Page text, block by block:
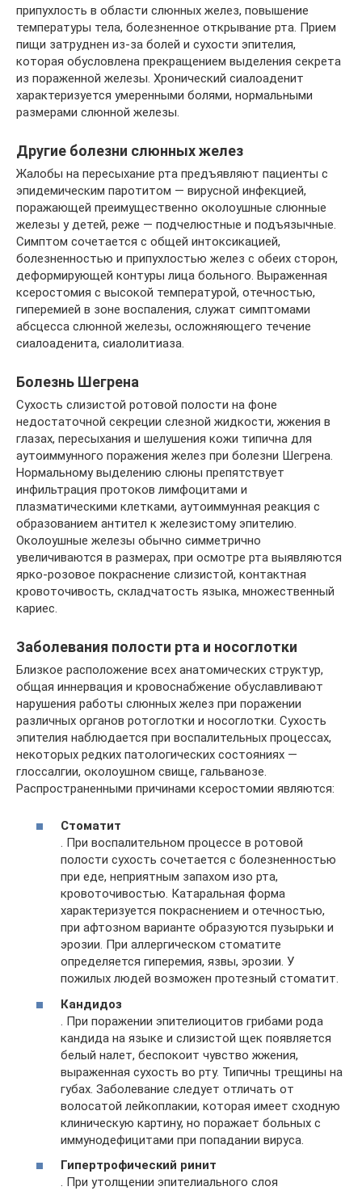
припухлость в области слюнных желез, повышение
температуры тела, болезненное открывание рта. Прием
пищи затруднен из-за болей и сухости эпителия,
которая обусловлена прекращением выделения секрета
из пораженной железы. Хронический сиалоаденит
характеризуется умеренными болями, нормальными
размерами слюнной железы.
Другие болезни слюнных желез
Жалобы на пересыхание рта предъявляют пациенты с
эпидемическим паротитом — вирусной инфекцией,
поражающей преимущественно околоушные слюнные
железы у детей, реже — подчелюстные и подъязычные.
Симптом сочетается с общей интоксикацией,
болезненностью и припухлостью желез с обеих сторон,
деформирующей контуры лица больного. Выраженная
ксеростомия с высокой температурой, отечностью,
гиперемией в зоне воспаления, служат симптомами
абсцесса слюнной железы, осложняющего течение
сиалоаденита, сиалолитиаза.
Болезнь Шегрена
Сухость слизистой ротовой полости на фоне
недостаточной секреции слезной жидкости, жжения в
глазах, пересыхания и шелушения кожи типична для
аутоиммунного поражения желез при болезни Шегрена.
Нормальному выделению слюны препятствует
инфильтрация протоков лимфоцитами и
плазматическими клетками, аутоиммунная реакция с
образованием антител к железистому эпителию.
Околоушные железы обычно симметрично
увеличиваются в размерах, при осмотре рта выявляются
ярко-розовое покраснение слизистой, контактная
кровоточивость, складчатость языка, множественный
кариес.
Заболевания полости рта и носоглотки
Близкое расположение всех анатомических структур,
общая иннервация и кровоснабжение обуславливают
нарушения работы слюнных желез при поражении
различных органов ротоглотки и носоглотки. Сухость
эпителия наблюдается при воспалительных процессах,
некоторых редких патологических состояниях —
глоссалгии, околоушном свище, гальванозе.
Распространенными причинами ксеростомии являются:
Стоматит
. При воспалительном процессе в ротовой
полости сухость сочетается с болезненностью
при еде, неприятным запахом изо рта,
кровоточивостью. Катаральная форма
характеризуется покраснением и отечностью,
при афтозном варианте образуются пузырьки и
эрозии. При аллергическом стоматите
определяется гиперемия, язвы, эрозии. У
пожилых людей возможен протезный стоматит.
Кандидоз
. При поражении эпителиоцитов грибами рода
кандида на языке и слизистой щек появляется
белый налет, беспокоит чувство жжения,
выраженная сухость во рту. Типичны трещины на
губах. Заболевание следует отличать от
волосатой лейкоплакии, которая имеет сходную
клиническую картину, но поражает больных с
иммунодефицитами при попадании вируса.
Гипертрофический ринит
. При утолщении эпителиального слоя